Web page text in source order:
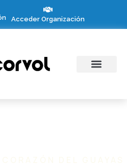
Acceder Organización